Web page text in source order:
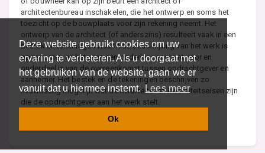
Deze website gebruikt cookies om uw
ervaring te verbeteren. Als u doorgaat met
het gebruiken van de website, gaan we er
vanuit dat u hiermee instemt.Lees meer
Ok
architectenbureau inschakelen, die het ontwerp en soms het
toezicht op de bouwplaats voor zijn rekening neemt. Het
ontwerp van de architect (of anderszins) resulteert vaak in een
bestek en tekeningen waarin de beschrijving van het werk is
opgenomen en hetgeen een onderlegger vormt voor en
onderdeel is van de overeenkomst tussen opdrachtgever en
aannemer. Het bestek en de tekeningen beschrijven zo
nauwkeurig mogelijk wat de kwaliteits- en kwantiteitseisen zijn
die de opdrachtgever aan het werk stelt.
Lees meer over Aannemer